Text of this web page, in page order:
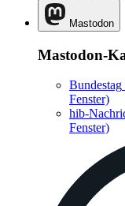
Mastodon
Mastodon-
Bundestag
Fenster)
hib-
Fenster)